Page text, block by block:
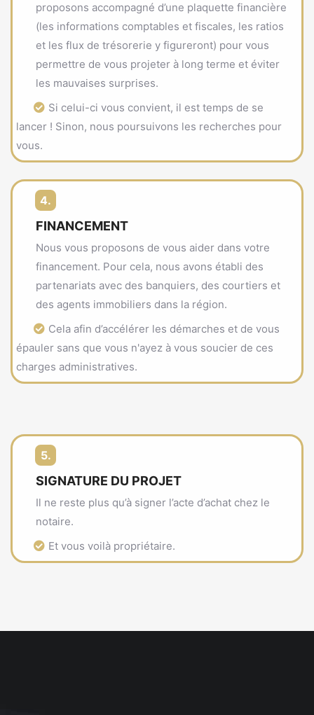
proposons accompagné d’une plaquette financière
(les informations comptables et fiscales, les ratios
et les flux de trésorerie y figureront) pour vous
permettre de vous projeter à long terme et éviter
les mauvaises surprises.
Si celui-ci vous convient, il est temps de se
lancer ! Sinon, nous poursuivons les recherches pour
vous.
4.
FINANCEMENT
Nous vous proposons de vous aider dans votre
financement. Pour cela, nous avons établi des
partenariats avec des banquiers, des courtiers et
des agents immobiliers dans la région.
Cela afin d’accélérer les démarches et de vous
épauler sans que vous n'ayez à vous soucier de ces
charges administratives.
5.
SIGNATURE DU PROJET
Il ne reste plus qu’à signer l’acte d’achat chez le
notaire.
Et vous voilà propriétaire.